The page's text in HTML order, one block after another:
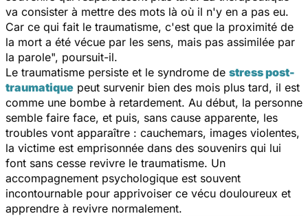
va consister à mettre des mots là où il n'y en a pas eu.
Car ce qui fait le traumatisme, c'est que la proximité de
la mort a été vécue par les sens, mais pas assimilée par
la parole", poursuit-il.
Le traumatisme persiste et le syndrome de stress post-
traumatique peut survenir bien des mois plus tard, il est
comme une bombe à retardement. Au début, la personne
semble faire face, et puis, sans cause apparente, les
troubles vont apparaître : cauchemars, images violentes,
la victime est emprisonnée dans des souvenirs qui lui
font sans cesse revivre le traumatisme. Un
accompagnement psychologique est souvent
incontournable pour apprivoiser ce vécu douloureux et
apprendre à revivre normalement.